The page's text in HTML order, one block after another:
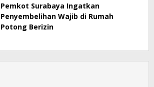
Pemkot Surabaya Ingatkan
Penyembelihan Wajib di Rumah
Potong Berizin